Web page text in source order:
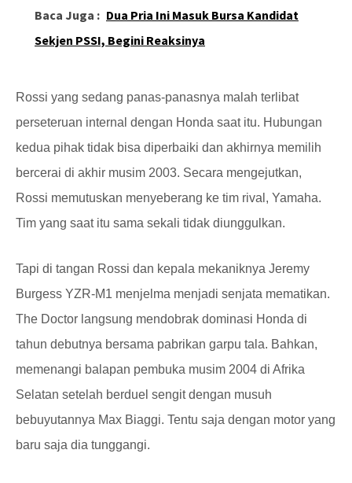
Baca Juga : Dua Pria Ini Masuk Bursa Kandidat
Sekjen PSSI, Begini Reaksinya
Rossi yang sedang panas-panasnya malah terlibat
perseteruan internal dengan Honda saat itu. Hubungan
kedua pihak tidak bisa diperbaiki dan akhirnya memilih
bercerai di akhir musim 2003. Secara mengejutkan,
Rossi memutuskan menyeberang ke tim rival, Yamaha.
Tim yang saat itu sama sekali tidak diunggulkan.
Tapi di tangan Rossi dan kepala mekaniknya Jeremy
Burgess YZR-M1 menjelma menjadi senjata mematikan.
The Doctor langsung mendobrak dominasi Honda di
tahun debutnya bersama pabrikan garpu tala. Bahkan,
memenangi balapan pembuka musim 2004 di Afrika
Selatan setelah berduel sengit dengan musuh
bebuyutannya Max Biaggi. Tentu saja dengan motor yang
baru saja dia tunggangi.